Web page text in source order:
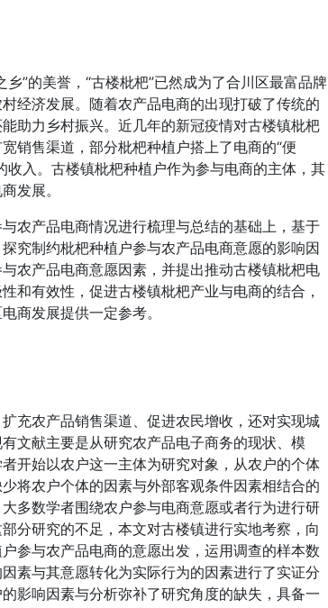
”的美誉，“古楼枇杷”已然成为了合川区最富品牌
经济发展。随着农产品电商的出现打破了传统的
助力乡村振兴。近几年的新冠疫情对古楼镇枇杷
销售渠道，部分枇杷种植户搭上了电商的“便
入。古楼镇枇杷种植户作为参与电商的主体，其
发展。
农产品电商情况进行梳理与总结的基础上，基于
究制约枇杷种植户参与农产品电商意愿的影响因
农产品电商意愿因素，并提出推动古楼镇枇杷电
和有效性，促进古楼镇枇杷产业与电商的结合，
商发展提供一定参考。
充农产品销售渠道、促进农民增收，还对实现城
文献主要是从研究农产品电子商务的现状、模
开始以农户这一主体为研究对象，从农户的个体
将农户个体的因素与外部客观条件因素相结合的
多数学者围绕农户参与电商意愿或者行为进行研
分研究的不足，本文对古楼镇进行实地考察，向
参与农产品电商的意愿出发，运用调查的样本数
素与其意愿转化为实际行为的因素进行了实证分
影响因素与分析弥补了研究角度的缺失，具备一